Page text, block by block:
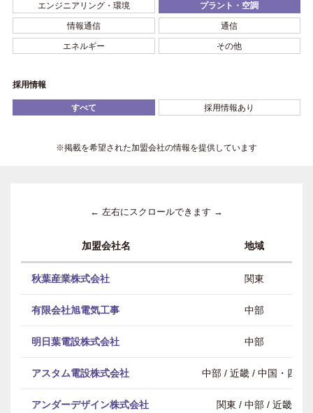
エンジニアリング・環境 プラント・空調
情報通信 通信
エネルギー その他
採用情報
すべて 採用情報あり
※掲載を希望された加盟会社の情報を提供しています
← 左右にスクロールできます →
加盟会社名 地域
秋葉産業株式会社 関東
有限会社旭電気工事 中部
明日葉電設株式会社 中部
アスタム電設株式会社 中部 / 近畿 / 中国・四国
アンダーデザイン株式会社 関東 / 中部 / 近畿